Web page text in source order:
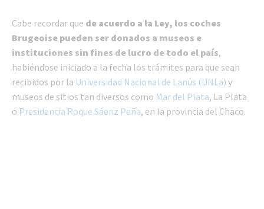
Cabe recordar que de acuerdo a la Ley, los coches
Brugeoise pueden ser donados a museos e
instituciones sin fines de lucro de todo el país,
habiéndose iniciado a la fecha los trámites para que sean
recibidos por la Universidad Nacional de Lanús (UNLa) y
museos de sitios tan diversos como Mar del Plata, La Plata
o Presidencia Roque Sáenz Peña, en la provincia del Chaco.